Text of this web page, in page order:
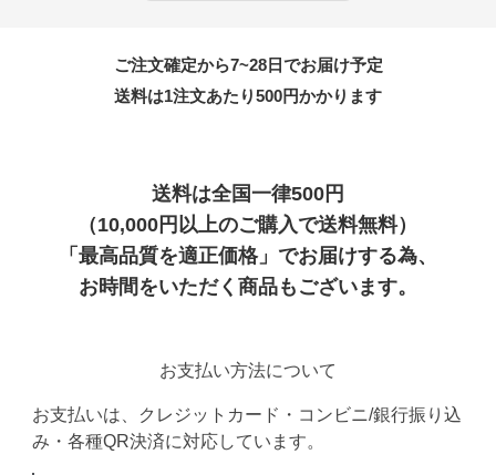
ご注文確定から7~28日でお届け予定
送料は1注文あたり500円かかります
送料は全国一律500円
（10,000円以上のご購入で送料無料）
「最高品質を適正価格」でお届けする為、
お時間をいただく商品もございます。
お支払い方法について
お支払いは、クレジットカード・コンビニ/銀行振り込
み・各種QR決済に対応しています。